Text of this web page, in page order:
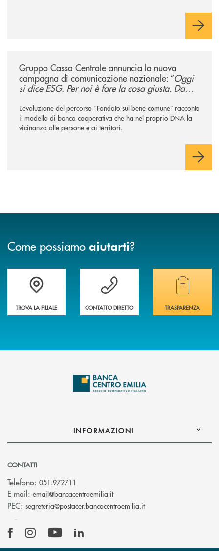
Gruppo Cassa Centrale annuncia la nuova
campagna di comunicazione nazionale: “Oggi
si dice ESG. Per noi è fare la cosa giusta. Da
L’evoluzione del percorso “Fondato sul bene comune” racconta
il modello di banca cooperativa che ha nel proprio DNA la
vicinanza alle persone e ai territori.
Come possiamo aiutarti?
Accedi all' elenco completo delle filiali
TROVA LA FILIALE
Vuoi avere maggiori informazioni sulla
CONTATTO DIRETTO
Hai bisogno di
TRASPARENZA
INFORMAZIONI
CONTATTI
Telefono: 051.972711
E-mail: email@bancacentroemilia.it(si apre l’app di posta
PEC: segreteria@postacer.bancacentroemilia.it(si apre l’app di